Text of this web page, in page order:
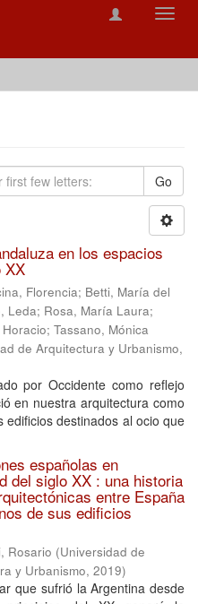
Go
en los espacios
XX
Florencia; Betti, María del
Leda; Rosa, María Laura;
; Tassano, Mónica
de Arquitectura y Urbanismo,
por Occidente como reflejo
en nuestra arquitectura como
destinados al ocio que
españolas en
del siglo XX : una historia
entre España
de sus edificios
Rosario (Universidad de
y Urbanismo, 2019)
que sufrió la Argentina desde